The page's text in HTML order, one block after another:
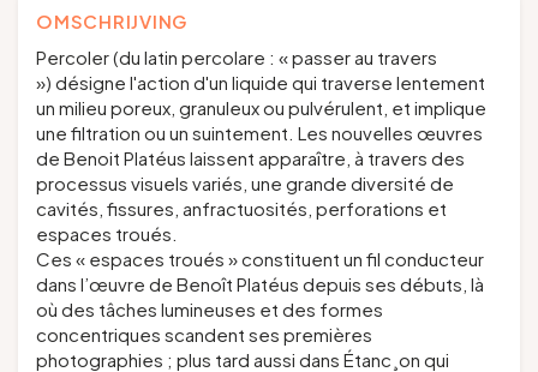
OMSCHRIJVING
Percoler (du latin percolare : « passer au travers
») désigne l'action d'un liquide qui traverse lentement
un milieu poreux, granuleux ou pulvérulent, et implique
une filtration ou un suintement. Les nouvelles œuvres
de Benoit Platéus laissent apparaître, à travers des
processus visuels variés, une grande diversité de
cavités, fissures, anfractuosités, perforations et
espaces troués.
Ces « espaces troués » constituent un fil conducteur
dans l’œuvre de Benoît Platéus depuis ses débuts, là
où des tâches lumineuses et des formes
concentriques scandent ses premières
photographies ; plus tard aussi dans Étanc¸on qui